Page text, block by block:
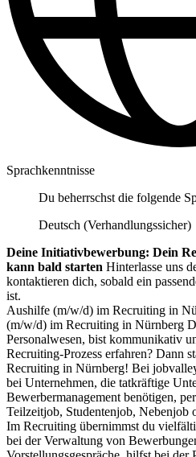
Sprachkenntnisse
Du beherrschst die folgende
Deutsch (Verhandlungssicher)
Deine Initiativbewerbung: Dein
kann bald starten Hinterlasse uns
kontaktieren dich, sobald ein
ist.
Aushilfe (m/w/d) im Recruiting in
(m/w/d) im Recruiting in Nürnberg
Personalwesen, bist kommunikativ
Recruiting-Prozess erfahren? Dann
Recruiting in Nürnberg! Bei
bei Unternehmen, die tatkräftige
Bewerbermanagement benötigen,
Teilzeitjob, Studentenjob, Nebenjob
Im Recruiting übernimmst du
bei der Verwaltung von